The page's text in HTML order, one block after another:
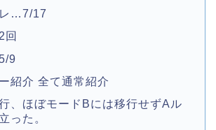
…7/17
回
9
紹介 全て通常紹介
、ほぼモードBには移行せずAル
った。